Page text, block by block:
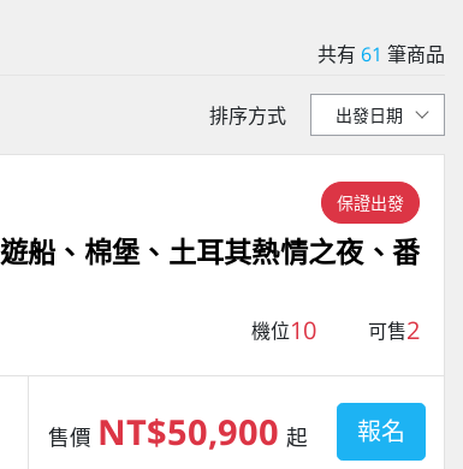
共有 61 筆商品
排序方式
保證出發
船、棉堡、土耳其熱情之夜、番
機位10 可售2
售價 NT$50,900 起 報名